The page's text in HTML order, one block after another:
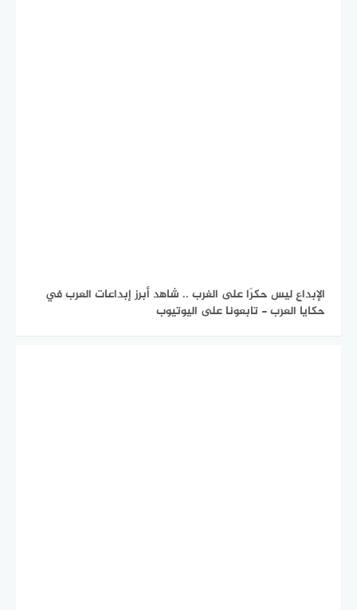
الإبداع ليس حكرًا على الغرب .. شاهد أبرز إبداعات العرب في
حكايا العرب - تابعونا على اليوتيوب